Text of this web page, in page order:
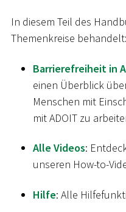
In diesem Teil des
Themenkreise behandelt:
Barrierefreiheit in
einen Überblick
Menschen mit
mit ADOIT zu
Alle Videos:
unseren How-to-
Hilfe: Alle